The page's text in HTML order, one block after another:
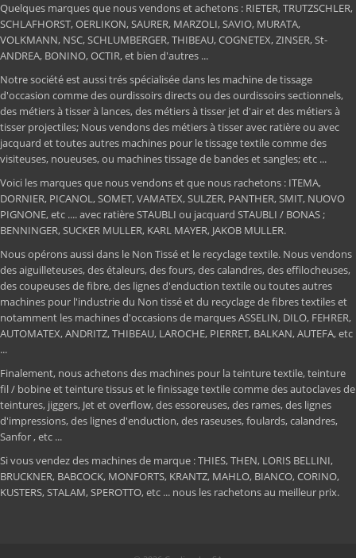
Quelques marques que nous vendons et achetons : RIETER, TRUTZSCHLER,
SCHLAFHORST, OERLIKON, SAURER, MARZOLI, SAVIO, MURATA,
VOLKMANN, NSC, SCHLUMBERGER, THIBEAU, COGNETEX, ZINSER, St-
ANDREA, BONINO, OCTIR, et bien d'autres ...
Notre société est aussi trés spécialisée dans les machine de tissage
d'occasion comme des ourdissoirs directs ou des ourdissoirs sectionnels,
des métiers à tisser à lances, des métiers à tisser jet d'air et des métiers à
tisser projectiles; Nous vendons des métiers à tisser avec ratière ou avec
jacquard et toutes autres machines pour le tissage textile comme des
visiteuses, noueuses, ou machines tissage de bandes et sangles; etc ...
Voici les marques que nous vendons et que nous rachetons : ITEMA,
DORNIER, PICANOL, SOMET, VAMATEX, SULZER, PANTHER, SMIT, NUOVO
PIGNONE, etc .... avec ratière STAUBLI ou jacquard STAUBLI / BONAS ;
BENNINGER, SUCKER MULLER, KARL MAYER, JAKOB MULLER.
Nous opérons aussi dans le Non Tissé et le recyclage textile. Nous vendons
des aiguilleteuses, des étaleurs, des fours, des calandres, des effilocheuses,
des coupeuses de fibre, des lignes d'enduction textile ou toutes autres
machines pour l'industrie du Non tissé et du recyclage de fibres textiles et
notamment les machines d'occasions de marques ASSELIN, DILO, FEHRER,
AUTOMATEX, ANDRITZ, THIBEAU, LAROCHE, PIERRET, BALKAN, AUTEFA, etc
...
Finalement, nous achetons des machines pour la teinture textile, teinture
fil / bobine et teinture tissus et le finissage textile comme des autoclaves de
teintures, jiggers, Jet et overflow, des essoreuses, des rames, des lignes
d'impressions, des lignes d'enduction, des raseuses, foulards, calandres,
Sanfor , etc ...
Si vous vendez des machines de marque : THIES, THEN, LORIS BELLINI,
BRUCKNER, BABCOCK, MONFORTS, KRANTZ, MAHLO, BIANCO, CORINO,
KUSTERS, STALAM, SPEROTTO, etc ... nous les rachetons au meilleur prix.